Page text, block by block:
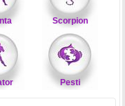
Scorpion
Pesti